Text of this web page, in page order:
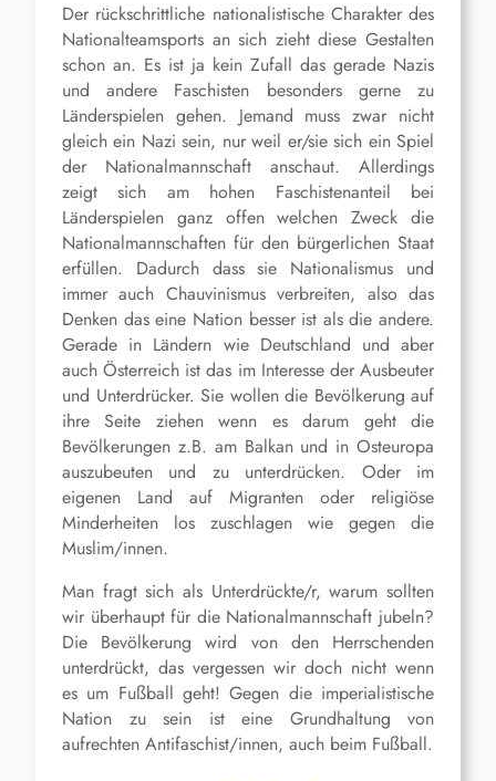
Der rückschrittliche nationalistische Charakter des
Nationalteamsports an sich zieht diese Gestalten
schon an. Es ist ja kein Zufall das gerade Nazis
und andere Faschisten besonders gerne zu
Länderspielen gehen. Jemand muss zwar nicht
gleich ein Nazi sein, nur weil er/sie sich ein Spiel
der Nationalmannschaft anschaut. Allerdings
zeigt sich am hohen Faschistenanteil bei
Länderspielen ganz offen welchen Zweck die
Nationalmannschaften für den bürgerlichen Staat
erfüllen. Dadurch dass sie Nationalismus und
immer auch Chauvinismus verbreiten, also das
Denken das eine Nation besser ist als die andere.
Gerade in Ländern wie Deutschland und aber
auch Österreich ist das im Interesse der Ausbeuter
und Unterdrücker. Sie wollen die Bevölkerung auf
ihre Seite ziehen wenn es darum geht die
Bevölkerungen z.B. am Balkan und in Osteuropa
auszubeuten und zu unterdrücken. Oder im
eigenen Land auf Migranten oder religiöse
Minderheiten los zuschlagen wie gegen die
Muslim/innen.
Man fragt sich als Unterdrückte/r, warum sollten
wir überhaupt für die Nationalmannschaft jubeln?
Die Bevölkerung wird von den Herrschenden
unterdrückt, das vergessen wir doch nicht wenn
es um Fußball geht! Gegen die imperialistische
Nation zu sein ist eine Grundhaltung von
aufrechten Antifaschist/innen, auch beim Fußball.